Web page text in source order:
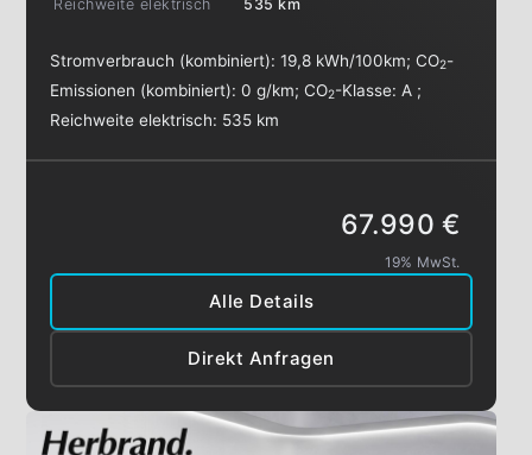
Reichweite elektrisch
535 km
Stromverbrauch (kombiniert):19,8 kWh/100km;CO2-
Emissionen (kombiniert):0 g/km;CO2-Klasse: A ;
Reichweite elektrisch: 535 km
Alle Details
Direkt Anfragen
67.990 €
19% MwSt.